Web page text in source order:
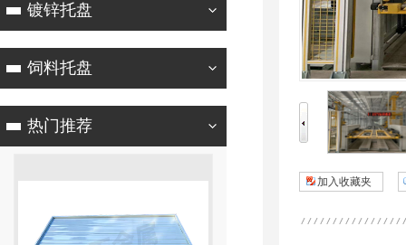
镀锌托盘
饲料托盘
热门推荐
加入收藏夹